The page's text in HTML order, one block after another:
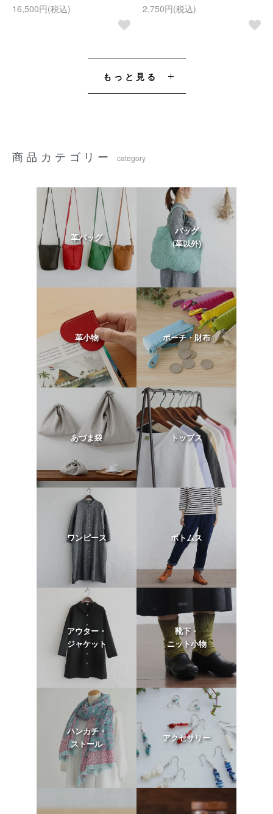
16,500円(税込)
2,750円(税込)
もっと見る
商品カテゴリー category
革バッグ
バッグ
(革以外)
革小物 ポーチ・財布
あづま袋 トップス
ワンピース ボトムス
アウター・
ジャケット
靴下・
ニット小物
ハンカチ・
ストール
アクセサリー